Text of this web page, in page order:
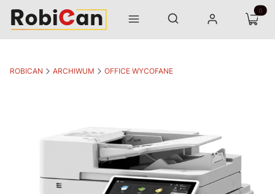
Menu Otwórz wyszukiwarkę
Szukaj Zaloguj się Koszyk
ROBICAN ARCHIWUM OFFICE WYCOFANE